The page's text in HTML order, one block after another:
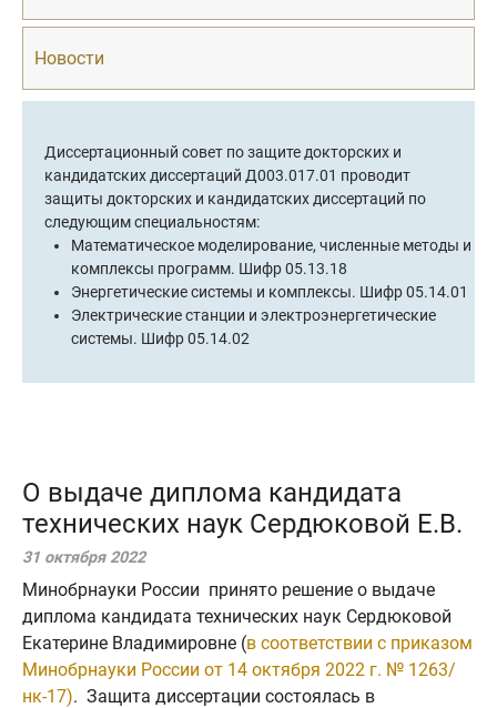
Диссертационный совет по защите докторских и
кандидатских диссертаций Д003.017.01 проводит
защиты докторских и кандидатских диссертаций по
следующим специальностям:
Математическое моделирование, численные методы и
комплексы программ. Шифр 05.13.18
Энергетические системы и комплексы. Шифр 05.14.01
Электрические станции и электроэнергетические
системы. Шифр 05.14.02
Математическое моделирование, численные методы и
комплексы программ. Шифр 05.13.18
Энергетические системы и комплексы. Шифр 05.14.01
Электрические станции и электроэнергетические
системы. Шифр 05.14.02
Математическое моделирование, численные методы и
комплексы программ. Шифр 05.13.18
Энергетические системы и комплексы. Шифр 05.14.01
Электрические станции и электроэнергетические
системы. Шифр 05.14.02
Новости
Математическое моделирование, численные методы и
комплексы программ. Шифр 05.13.18
Энергетические системы и комплексы. Шифр 05.14.01
Электрические станции и электроэнергетические
системы. Шифр 05.14.02
О выдаче диплома кандидата
технических наук Сердюковой Е.В.
31 октября 2022
Минобрнауки России принято решение о выдаче
диплома кандидата технических наук Сердюковой
Екатерине Владимировне (в соответствии с приказом
Минобрнауки России от 14 октября 2022 г. № 1263/
нк-17). Защита диссертации состоялась в